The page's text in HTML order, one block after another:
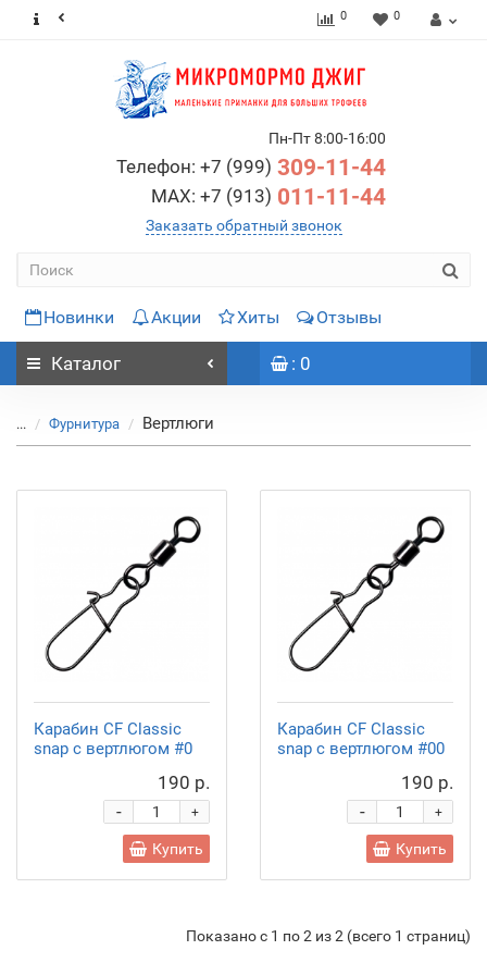
0 0
Пн-Пт 8:00-16:00
Телефон: +7 (999) 309-11-44
MAX: +7 (913) 011-11-44
Заказать обратный звонок
Новинки Акции Хиты Отзывы
Каталог : 0
... Фурнитура Вертлюги
Карабин CF Classic
snap с вертлюгом #0
190 р.
+
-
Купить
Карабин CF Classic
snap с вертлюгом #00
190 р.
+
-
Купить
Показано с 1 по 2 из 2 (всего 1 страниц)